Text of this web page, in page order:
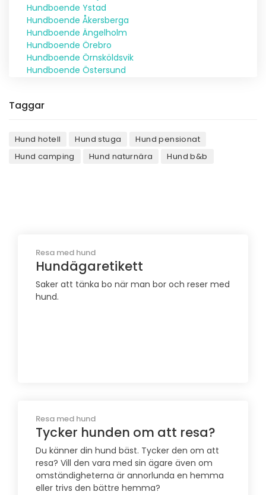
Hundboende Ystad
Hundboende Åkersberga
Hundboende Ängelholm
Hundboende Örebro
Hundboende Örnsköldsvik
Hundboende Östersund
Taggar
Hund hotell Hund stuga
Hund pensionat
Hund camping
Hund naturnära Hund b&b
Resa med hund
Hundägaretikett
Saker att tänka bo när man bor och reser med
hund.
Resa med hund
Tycker hunden om att resa?
Du känner din hund bäst. Tycker den om att
resa? Vill den vara med sin ägare även om
omständigheterna är annorlunda en hemma
eller trivs den bättre hemma?